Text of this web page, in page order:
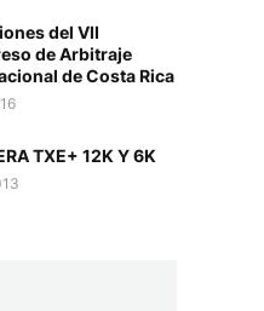
del VII
de Arbitraje
de Costa Rica
TXE+ 12K Y 6K